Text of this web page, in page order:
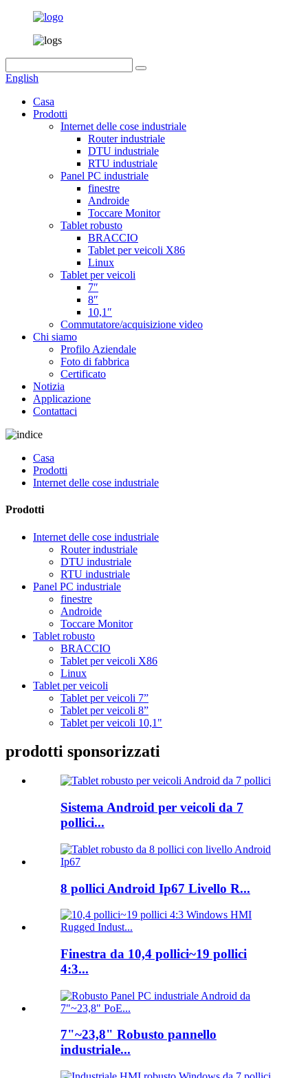
English
Casa
Prodotti
Internet delle cose industriale
Router industriale
DTU industriale
RTU industriale
Panel PC industriale
finestre
Androide
Toccare Monitor
Tablet robusto
BRACCIO
Tablet per veicoli X86
Linux
Tablet per veicoli
7″
8″
10,1″
Commutatore/acquisizione video
Chi siamo
Profilo Aziendale
Foto di fabbrica
Certificato
Notizia
Applicazione
Contattaci
Casa
Prodotti
Internet delle cose industriale
Prodotti
Internet delle cose industriale
Router industriale
DTU industriale
RTU industriale
Panel PC industriale
finestre
Androide
Toccare Monitor
Tablet robusto
BRACCIO
Tablet per veicoli X86
Linux
Tablet per veicoli
Tablet per veicoli 7”
Tablet per veicoli 8”
Tablet per veicoli 10,1"
prodotti sponsorizzati
Sistema Android per veicoli da 7
pollici...
8 pollici Android Ip67 Livello R...
Finestra da 10,4 pollici~19 pollici
4:3...
7"~23,8" Robusto pannello
industriale...